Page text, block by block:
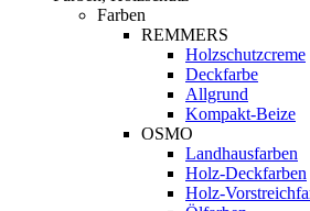
Farben
REMMERS
Holzschutzcreme
Deckfarbe
Allgrund
Kompakt-Beize
OSMO
Landhausfarben
Holz-Deckfarben
Holz-